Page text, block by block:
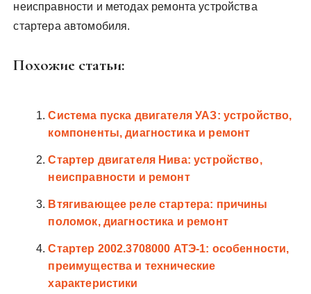
неисправности и методах ремонта устройства
стартера автомобиля.
Похожие статьи:
Система пуска двигателя УАЗ: устройство,
компоненты, диагностика и ремонт
Стартер двигателя Нива: устройство,
неисправности и ремонт
Втягивающее реле стартера: причины
поломок, диагностика и ремонт
Стартер 2002.3708000 АТЭ-1: особенности,
преимущества и технические
характеристики